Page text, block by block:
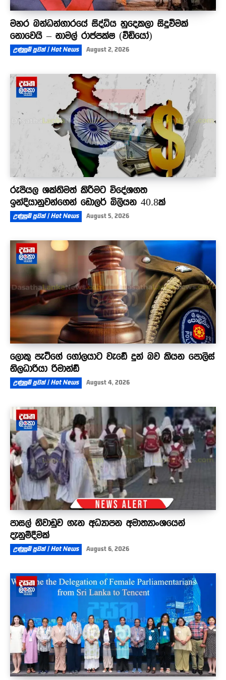
මහර බන්ධන්ගාරයේ සිද්ධිය හුදෙකලා සිදුවීමක්
නොවෙයි – නාමල් රාජපක්ෂ (වීඩියෝ)
උණුසුම් පුවත් | Hot News August 2, 2026
රුපියල ශක්තිමත් කිරීමට විදේශගත
ඉන්දියානුවන්ගෙන් ඩොලර් බිලියන 40.8ක්
උණුසුම් පුවත් | Hot News August 5, 2026
ලොකු පැටීගේ ගෝලයාට වැඩේ දුන් බව කියන පොලිස්
නිලධාරියා රිමාන්ඩ්
උණුසුම් පුවත් | Hot News August 4, 2026
පාසල් නිවාඩුව ගැන අධ්‍යාපන අමාත්‍යාංශයෙන්
දැනුම්දීමක්
උණුසුම් පුවත් | Hot News August 6, 2026